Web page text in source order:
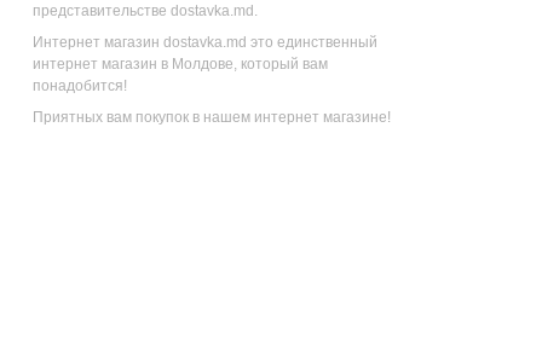
представительстве dostavka.md.
Интернет магазин dostavka.md это единственный
интернет магазин в Молдове, который вам
понадобится!
Приятных вам покупок в нашем интернет магазине!